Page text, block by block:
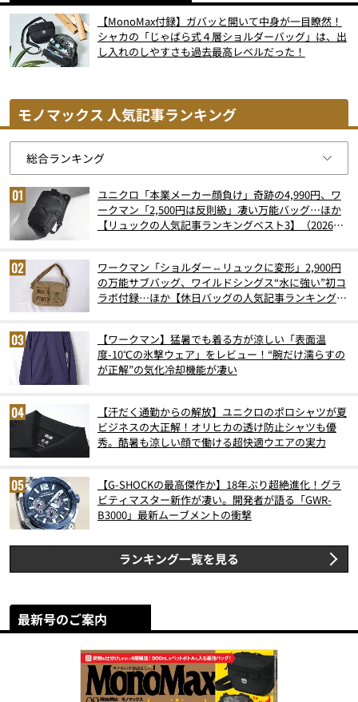
【MonoMax付録】ガバッと開いて中身が一目瞭然！
シャカの「じゃばら式４層ショルダーバッグ」は、出
し入れのしやすさも過去最高レベルだった！
モノマックス 人気記事ランキング
ユニクロ「本業メーカー顔負け」奇跡の4,990円、ワ
ークマン「2,500円は反則級」凄い万能バッグ…ほか
【リュックの人気記事ランキングベスト3】（2026年
ワークマン「ショルダー⇔リュックに変形」2,900円
の万能サブバッグ、ワイルドシングス“水に強い”初コ
ラボ付録…ほか【休日バッグの人気記事ランキングベ
【ワークマン】猛暑でも着る方が涼しい「表面温
度-10℃の氷撃ウェア」をレビュー！“腕だけ濡らすの
が正解”の気化冷却機能が凄い
【汗だく通勤からの解放】ユニクロのポロシャツが夏
ビジネスの大正解！オリヒカの透け防止シャツも優
秀。酷暑も涼しい顔で働ける超快適ウエアの実力
【G-SHOCKの最高傑作か】18年ぶり超絶進化！グラ
ビティマスター新作が凄い。開発者が語る「GWR-
B3000」最新ムーブメントの衝撃
ランキング一覧を見る
最新号のご案内